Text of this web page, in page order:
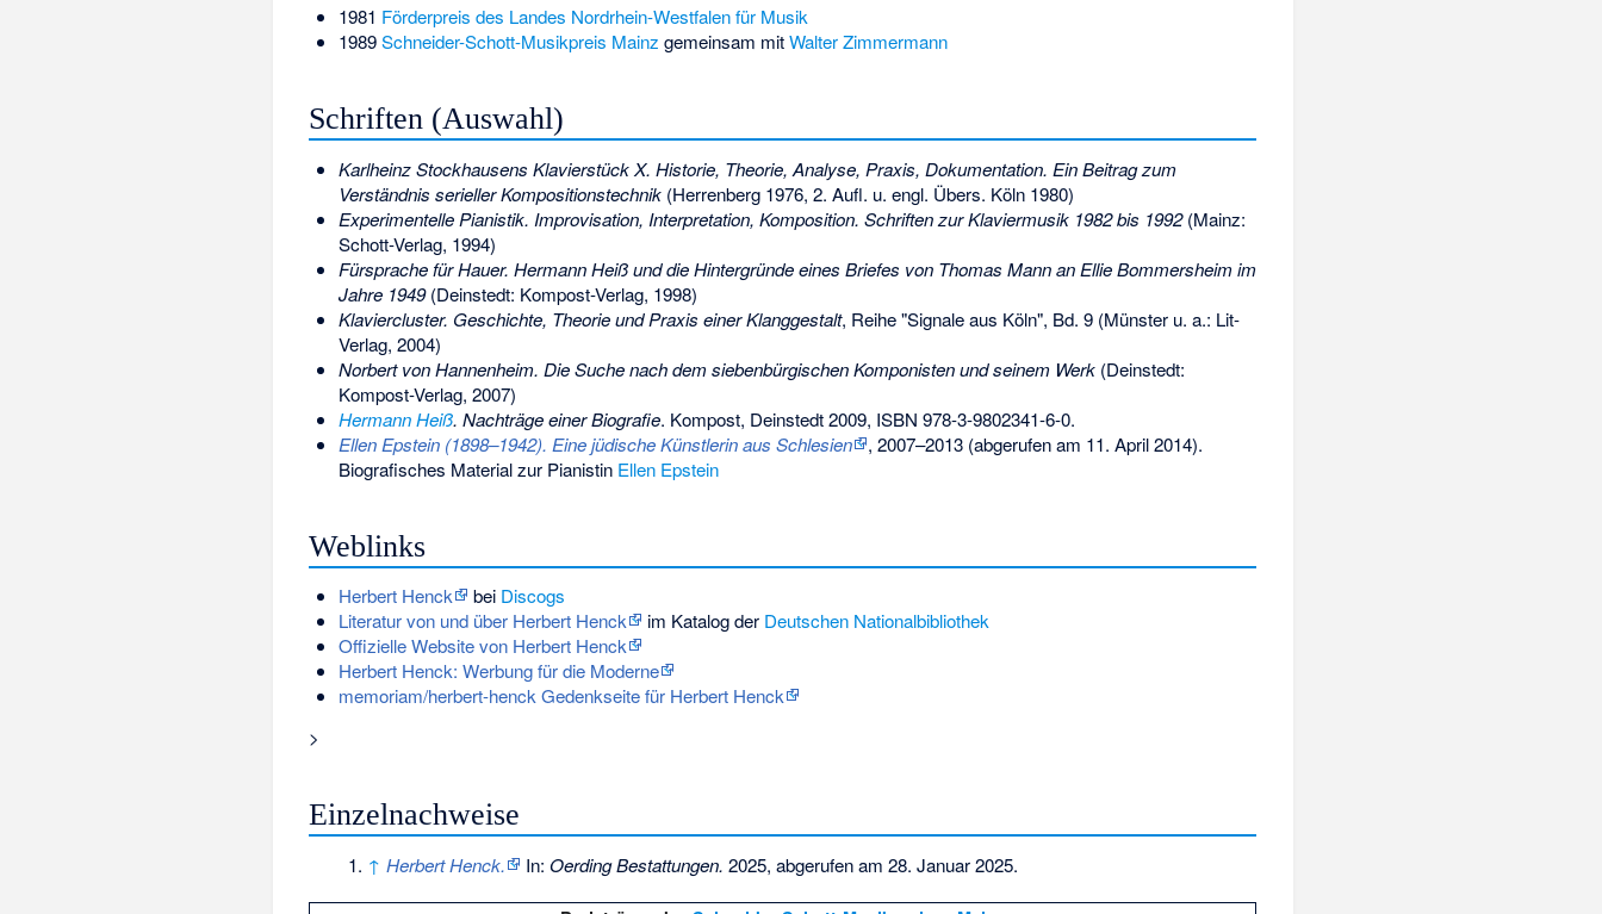
1981 Förderpreis des Landes Nordrhein-Westfalen für Musik
1989Schneider-Schott-Musikpreis Mainz gemeinsam mitWalter Zimmermann
Schriften (Auswahl)
Karlheinz Stockhausens Klavierstück X. Historie, Theorie, Analyse, Praxis, Dokumentation. Ein Beitrag zum
Verständnis serieller Kompositionstechnik(Herrenberg 1976, 2. Aufl. u. engl. Übers. Köln 1980)
Experimentelle Pianistik. Improvisation, Interpretation, Komposition. Schriften zur Klaviermusik 1982 bis 1992(Mainz:
Schott-Verlag, 1994)
Fürsprache für Hauer. Hermann Heiß und die Hintergründe eines Briefes von Thomas Mann an Ellie Bommersheim im
Jahre 1949(Deinstedt: Kompost-Verlag, 1998)
Klaviercluster. Geschichte, Theorie und Praxis einer Klanggestalt, Reihe "Signale aus Köln", Bd. 9 (Münster u. a.: Lit-
Verlag, 2004)
Norbert von Hannenheim. Die Suche nach dem siebenbürgischen Komponisten und seinem Werk(Deinstedt:
Kompost-Verlag, 2007)
Hermann Heiß. Nachträge einer Biografie. Kompost, Deinstedt 2009, ISBN 978-3-9802341-6-0.
Ellen Epstein (1898–1942). Eine jüdische Künstlerin aus Schlesien
, 2007–2013 (abgerufen am 11. April 2014).
Biografisches Material zur Pianistin Ellen Epstein
Weblinks
Herbert Henck bei Discogs
Literatur von und über Herbert Henck
im Katalog der Deutschen Nationalbibliothek
Offizielle Website von Herbert Henck
Herbert Henck: Werbung für die Moderne
memoriam/herbert-henck Gedenkseite für Herbert Henck
>
Einzelnachweise
↑ Herbert Henck. In: Oerding Bestattungen. 2025, abgerufen am 28. Januar 2025.